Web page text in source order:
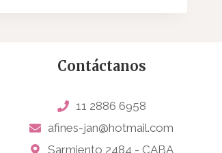
Contáctanos
11 2886 6958
afines-jan@hotmail.com
Sarmiento 2484 - CABA